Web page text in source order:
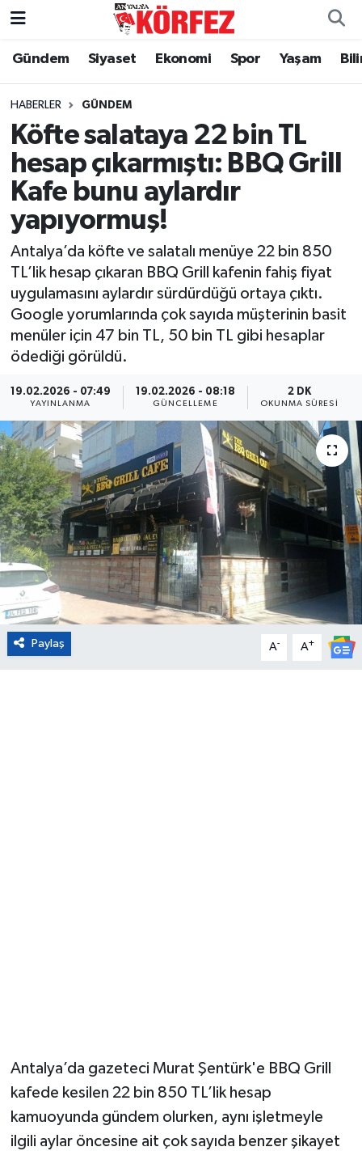
Gündem Siyaset Ekonomi Spor Yaşam
HABERLER GÜNDEM
Köfte salataya 22 bin TL
hesap çıkarmıştı: BBQ Grill
Kafe bunu aylardır
yapıyormuş!
Antalya’da köfte ve salatalı menüye 22 bin 850
TL’lik hesap çıkaran BBQ Grill kafenin fahiş fiyat
uygulamasını aylardır sürdürdüğü ortaya çıktı.
Google yorumlarında çok sayıda müşterinin basit
menüler için 47 bin TL, 50 bin TL gibi hesaplar
ödediği görüldü.
19.02.2026 - 07:49
YAYINLANMA
19.02.2026 - 08:18
GÜNCELLEME
2 DK
OKUNMA SÜRESI
Paylaş A- A+
Antalya’da gazeteci Murat Şentürk'e BBQ Grill
kafede kesilen 22 bin 850 TL’lik hesap
kamuoyunda gündem olurken, aynı işletmeyle
ilgili aylar öncesine ait çok sayıda benzer şikayet
Gündem
Siyaset
Yerel Yönetim
Ekonomi
Spor
Yaşam
Asayiş
Dünya
Eğitim
Sağlık
Magazin
Turizm
Çevre
Kültür ve Sanat
Sivil Toplum
Nöbetçi Eczaneler
Hava Durumu
Trafik Durumu
Süper Lig Puan Durumu ve Fikstür
Tüm Manşetler
Son Dakika Haberleri
Haber Arşivi